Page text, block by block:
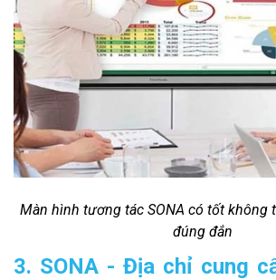
Màn hình tương tác SONA có tốt không
đúng đắn
3. SONA - Địa chỉ cung